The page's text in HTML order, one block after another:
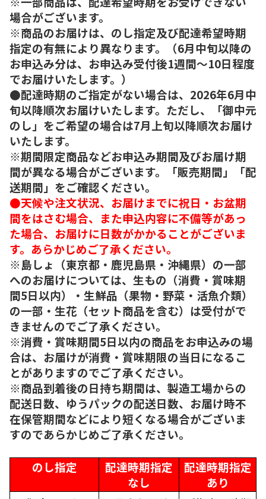
場合がございます。
※商品のお届けは、のし指定及び配達希望時期
指定の有無により異なります。（6月中旬以降の
お申込み分は、お申込み受付後1週間～10日程度
でお届けいたします。）
●配達時期のご指定がない場合は、2026年6月中
旬以降順次お届けいたします。ただし、「御中元
のし」をご希望の場合は7月上旬以降順次お届け
いたします。
※期間限定商品などお申込み期間及びお届け期
間が異なる場合がございます。「販売期間」「配
送期間」をご確認ください。
●天候や注文状況、お届けまでに祝日・お盆期
間をはさむ場合、また申込内容に不備等があっ
た場合、お届けに日数がかかることがございま
す。あらかじめご了承ください。
※島しょ（東京都・鹿児島県・沖縄県）の一部
へのお届けについては、生もの（消費・賞味期
間5日以内）・生鮮品（果物・野菜・活魚介類）
の一部・生花（セット商品を含む）は受付がで
きませんのでご了承ください。
※消費・賞味期間5日以内の商品をお申込みの場
合は、お届けが消費・賞味期限の当日になるこ
とがありますのでご了承ください。
※商品到着後の日持ち期間は、製造工場からの
配送日数、ゆうパックの配送日数、お届け時不
在保管期間などにより短くなる場合がございま
すのであらかじめご了承ください。
のし指定
配達時期指定
なし
配達時期指定
あり